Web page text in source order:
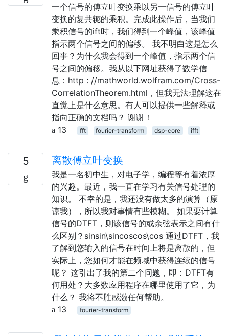
一个信号的傅立叶变换乘以另一信号的傅立叶
变换的复共轭的乘积。完成此操作后，当我们
乘积信号的ift时，我们得到一个峰值，该峰值
指示两个信号之间的偏移。 我不明白这是怎么
回事？为什么我会得到一个峰值，指示两个信
号之间的偏移。我从以下网址获得了数学信
息：http : //mathworld.wolfram.com/Cross-
CorrelationTheorem.html，但我无法理解这在
直觉上是什么意思。有人可以提供一些解释或
指向正确的文档吗？ 谢谢！
13
fft fourier-transform dsp-core ifft
5 离散傅立叶变换
我是一名初中生，对电子学，编程等有着浓厚
的兴趣。最近，我一直在学习有关信号处理的
知识。 不幸的是，我还没有做太多的演算（原
谅我），所以我对事情有些模糊。 如果要计算
信号的DTFT，则该信号的或余弦表示之间有什
么区别？sinsin\sincoscos\cos 通过DTFT，我
了解到您输入的信号在时间上将是离散的，但
实际上，您如何才能在频域中获得连续的信号
呢？ 这引出了我的第二个问题，即：DTFT有
何用处？大多数应用程序在哪里使用了它，为
什么？ 我将不胜感激任何帮助。
13
fourier-transform